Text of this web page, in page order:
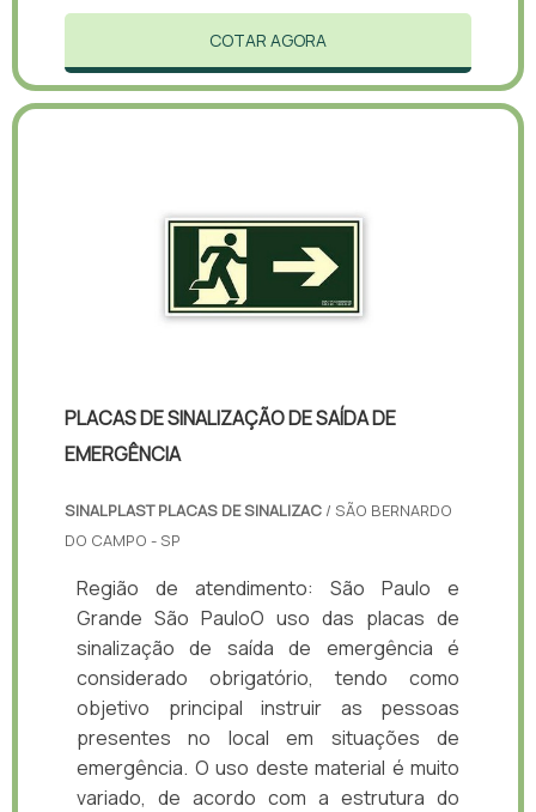
COTAR AGORA
PLACAS DE SINALIZAÇÃO DE SAÍDA DE
EMERGÊNCIA
SINALPLAST PLACAS DE SINALIZAC / SÃO BERNARDO
DO CAMPO - SP
Região de atendimento: São Paulo e
Grande São PauloO uso das placas de
sinalização de saída de emergência é
considerado obrigatório, tendo como
objetivo principal instruir as pessoas
presentes no local em situações de
emergência. O uso deste material é muito
variado, de acordo com a estrutura do